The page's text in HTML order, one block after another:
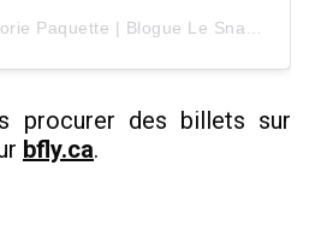
procurer des billets sur
bfly.ca.